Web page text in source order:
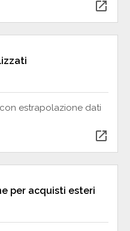
open_in_new
estrapolazione dati
open_in_new
per acquisti esteri